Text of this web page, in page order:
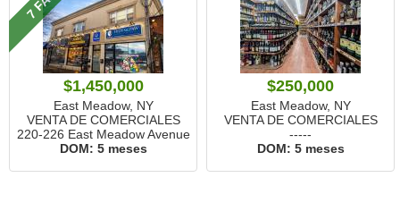
$1,450,000
East Meadow, NY
VENTA DE COMERCIALES
220-226 East Meadow Avenue
DOM: 5 meses
$250,000
East Meadow, NY
VENTA DE COMERCIALES
-----
DOM: 5 meses